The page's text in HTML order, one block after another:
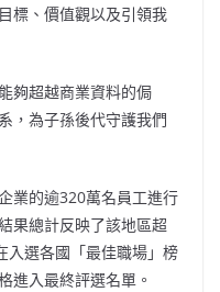
標、價值觀以及引領我
夠超越商業資料的侷
，為子孫後代守護我們
業的逾320萬名員工進行
果總計反映了該地區超
入選各國「最佳職場」榜
進入最終評選名單。